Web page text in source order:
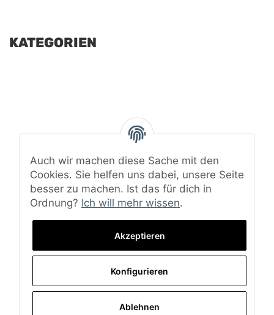
KATEGORIEN
Auch wir machen diese Sache mit den
Cookies. Sie helfen uns dabei, unsere Seite
besser zu machen. Ist das für dich in
Ordnung? Ich will mehr wissen.
Akzeptieren
Konfigurieren
Ablehnen